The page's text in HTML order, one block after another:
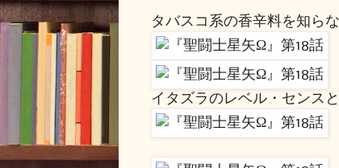
タバスコ系の香辛料を知ら
イタズラのレベル・センス